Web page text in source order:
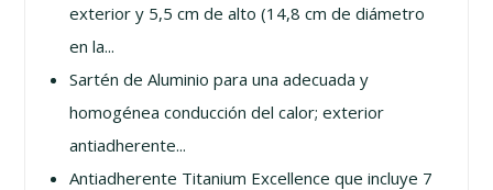
exterior y 5,5 cm de alto (14,8 cm de diámetro
en la...
Sartén de Aluminio para una adecuada y
homogénea conducción del calor; exterior
antiadherente...
Antiadherente Titanium Excellence que incluye 7